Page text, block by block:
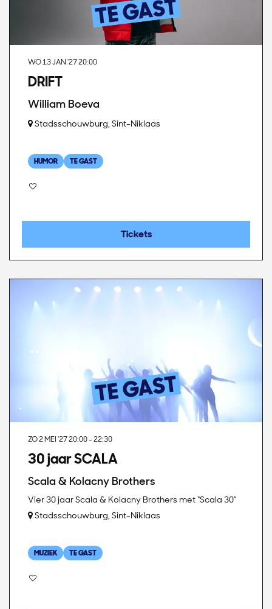
DRIFT
William Boeva
WO 13 JAN '2720:00
Stadsschouwburg, Sint-Niklaas
HUMOR TE GAST
Tickets
30 jaar SCALA
Scala & Kolacny Brothers
ZO 2 MEI '2720:00 - 22:30
Vier 30 jaar Scala & Kolacny Brothers met “Scala 30”
Stadsschouwburg, Sint-Niklaas
MUZIEK TE GAST